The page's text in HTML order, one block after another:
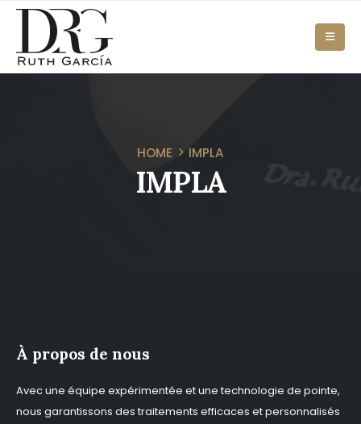
HOME IMPLA
IMPLA
À propos de nous
Avec une équipe expérimentée et une technologie de pointe,
nous garantissons des traitements efficaces et personnalisés